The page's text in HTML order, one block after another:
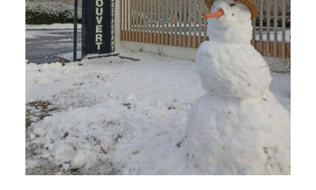
27Sep
2022